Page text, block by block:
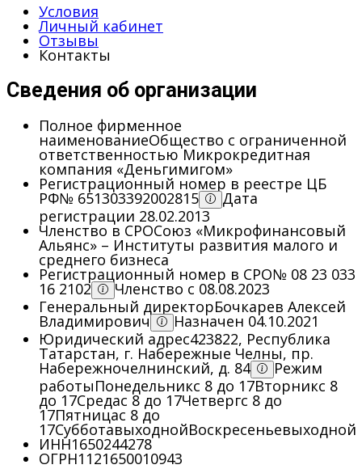
Условия
Личный кабинет
Отзывы
Контакты
Сведения об организации
Полное фирменное
наименованиеОбщество с ограниченной
ответственностью Микрокредитная
компания «Деньгимигом»
Регистрационный номер в реестре ЦБ
РФ№ 651303392002815
Дата
регистрации 28.02.2013
Членство в СРОСоюз «Микрофинансовый
Альянс» – Институты развития малого и
среднего бизнеса
Регистрационный номер в СРО№ 08 23 033
16 2102
Членство с 08.08.2023
Генеральный директорБочкарев Алексей
Владимирович
Назначен 04.10.2021
Юридический адрес423822, Республика
Татарстан, г. Набережные Челны, пр.
Набережночелнинский, д. 84
Режим
работыПонедельникс 8 до 17Вторникс 8
до 17Средас 8 до 17Четвергс 8 до
17Пятницас 8 до
17СубботавыходнойВоскресеньевыходной
ИНН1650244278
ОГРН1121650010943